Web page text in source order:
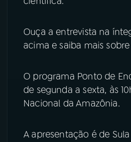
ACOMPANHE A RÁDIO NACIONAL
Instagram X
Ouça a entrevista na
acima e saiba mais
O programa Ponto de
de segunda a sexta, às
Nacional da Amazônia.
A apresentação é de Sula